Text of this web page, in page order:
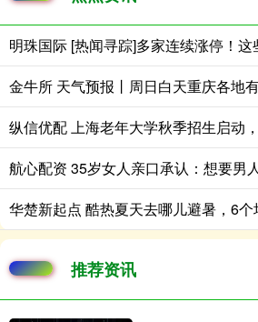
金牛所 天气预报丨周日白天重庆各地
纵信优配 上海老年大学秋季招生启动
推荐资讯